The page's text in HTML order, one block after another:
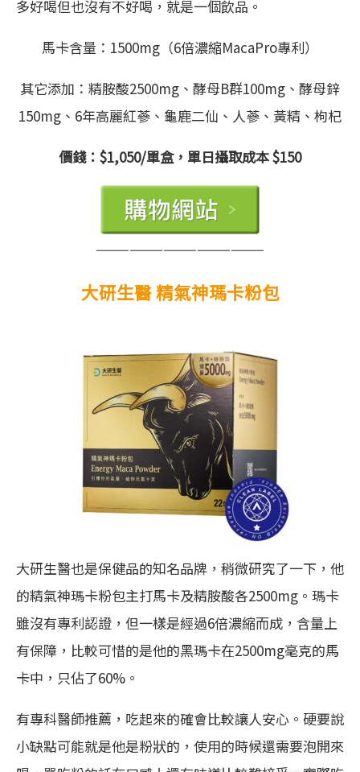
多好喝但也沒有不好喝，就是一個飲品。
馬卡含量：1500mg（6倍濃縮MacaPro專利）
其它添加：精胺酸2500mg、酵母B群100mg、酵母鋅
150mg、6年高麗紅蔘、龜鹿二仙、人蔘、黃精、枸杞
價錢：$1,050/單盒，單日攝取成本 $150
———————————————
大研生醫 精氣神瑪卡粉包
大研生醫也是保健品的知名品牌，稍微研究了一下，他
的精氣神瑪卡粉包主打馬卡及精胺酸各2500mg。瑪卡
雖沒有專利認證，但一樣是經過6倍濃縮而成，含量上
有保障，比較可惜的是他的黑瑪卡在2500mg毫克的馬
卡中，只佔了60%。
有專科醫師推薦，吃起來的確會比較讓人安心。硬要說
小缺點可能就是他是粉狀的，使用的時候還需要泡開來